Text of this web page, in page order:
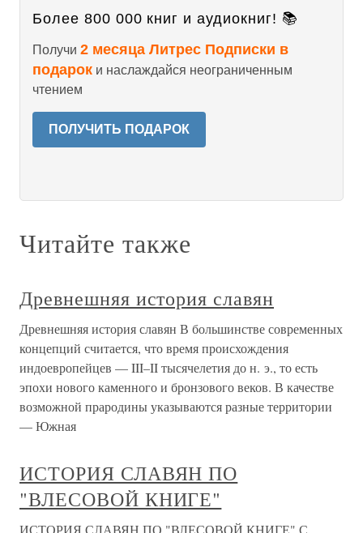
Более 800 000 книг и аудиокниг! 📚
Получи 2 месяца Литрес Подписки в
подарок и наслаждайся неограниченным
чтением
ПОЛУЧИТЬ ПОДАРОК
Читайте также
Древнешняя история славян
Древнешняя история славян В большинстве современных
концепций считается, что время происхождения
индоевропейцев — III–II тысячелетия до н. э., то есть
эпохи нового каменного и бронзового веков. В качестве
возможной прародины указываются разные территории
— Южная
ИСТОРИЯ СЛАВЯН ПО
"ВЛЕСОВОЙ КНИГЕ"
ИСТОРИЯ СЛАВЯН ПО "ВЛЕСОВОЙ КНИГЕ" С.